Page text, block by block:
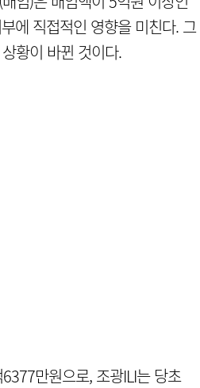
에 직접적인 영향을 미친다. 그
황이 바뀐 것이다.
만원으로, 조광ILI는 당초